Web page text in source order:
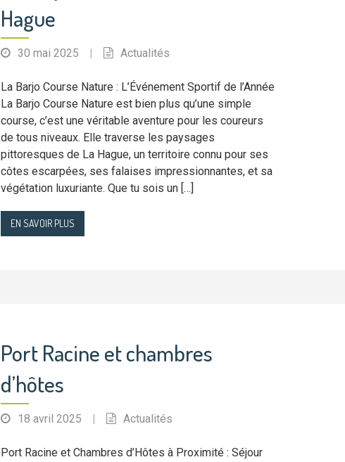
Hague
30 mai 2025 | Actualités
La Barjo Course Nature : L’Événement Sportif de l’Année
La Barjo Course Nature est bien plus qu’une simple
course, c’est une véritable aventure pour les coureurs
de tous niveaux. Elle traverse les paysages
pittoresques de La Hague, un territoire connu pour ses
côtes escarpées, ses falaises impressionnantes, et sa
végétation luxuriante. Que tu sois un […]
EN SAVOIR PLUS
Port Racine et chambres
d’hôtes
18 avril 2025 | Actualités
Port Racine et Chambres d’Hôtes à Proximité : Séjour